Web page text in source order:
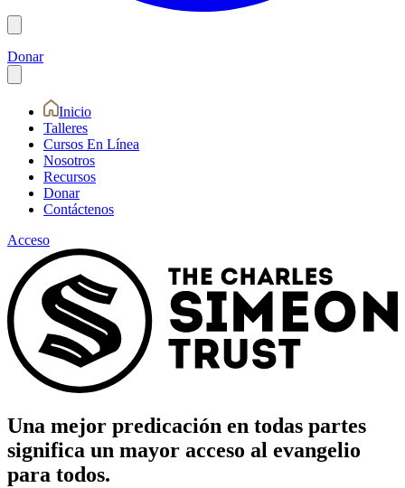
Donar
Inicio
Talleres
Cursos En Línea
Nosotros
Recursos
Donar
Contáctenos
Acceso
Una mejor predicación en todas partes
significa un mayor acceso al evangelio
para todos.